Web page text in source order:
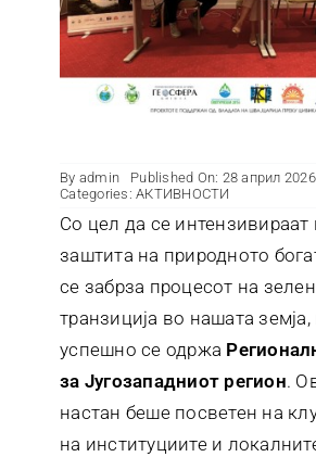
By admin
Published On: 28 април 2026
Categories:АКТИВНОСТИ
Со цел да се интензивираат
заштита на природното
се забрза процесот на
транзиција во нашата земја,
успешно се одржа
за Југозападниот регион.
настан беше посветен на
на институциите и